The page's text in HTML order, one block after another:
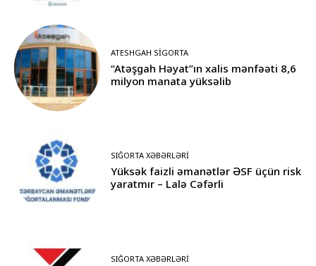
ATESHGAH SIGORTA
“Atəşgah Həyat”ın xalis mənfəəti 8,6
milyon manata yüksəlib
SIĞORTA XƏBƏRLƏRI
Yüksək faizli əmanətlər ƏSF üçün risk
yaratmır – Lalə Cəfərli
SIĞORTA XƏBƏRLƏRI